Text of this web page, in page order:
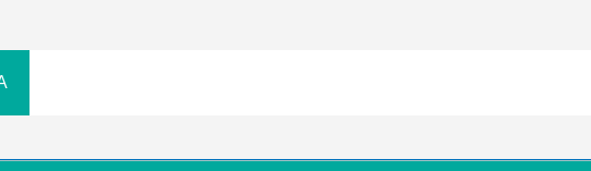
em Low Country Boil na praia
Observação de pássaros em
Pesca com mosca no riacho
meu corpo. Lyn Elliott, o líder da